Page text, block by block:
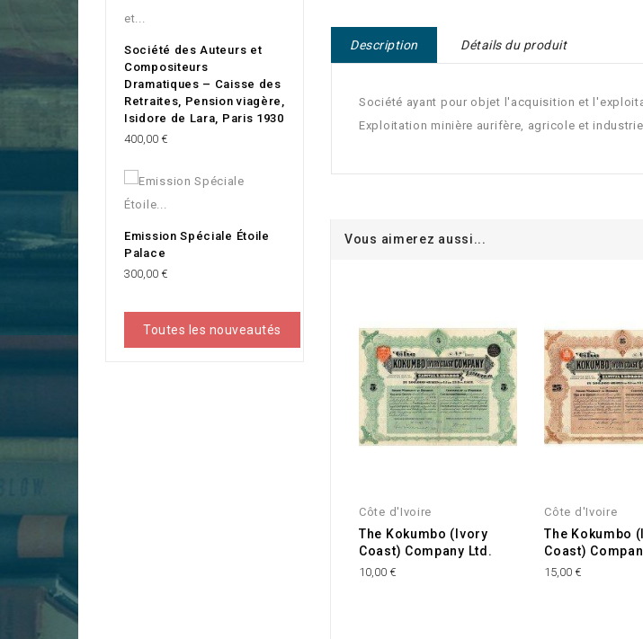
Société des Auteurs et
Compositeurs
Dramatiques – Caisse des
Retraites, Pension viagère,
Isidore de Lara, Paris 1930
Prix
400,00 €
Emission Spéciale Étoile
Palace
Prix
300,00 €
Toutes les nouveautés
Description Détails du produit
Société ayant pour objet l'acquisition et
Exploitation minière aurifère, agricole et
Vous aimerez aussi...
Côte d'Ivoire
The Kokumbo (Ivory
Coast) Company Ltd.
10,00 €
Côte d'Ivoire
The Kokumbo
Coast)
15,00 €